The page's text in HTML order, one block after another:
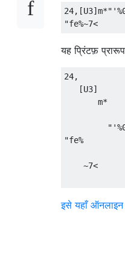
यह प्रिंटफ़
24,
[U3]
m*
"fe%
~7<
इसे यहाँ